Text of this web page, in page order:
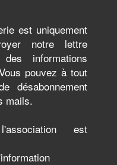
est uniquement
notre lettre
informations
pouvez à tout
désabonnement
mails.
est